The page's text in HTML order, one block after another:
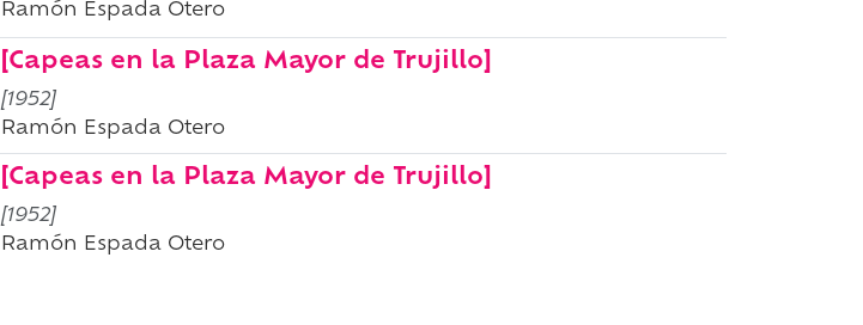
Ramón Espada Otero
[Capeas en la Plaza Mayor de Trujillo]
[1952]
Ramón Espada Otero
[Capeas en la Plaza Mayor de Trujillo]
[1952]
Ramón Espada Otero